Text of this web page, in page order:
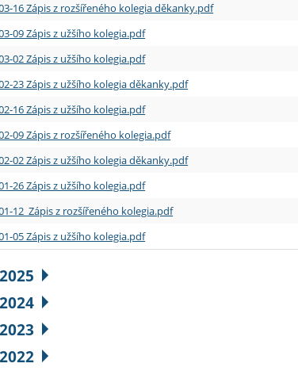
16 Zápis z rozšířeného kolegia děkanky.pdf
09 Zápis z užšího kolegia.pdf
02 Zápis z užšího kolegia.pdf
23 Zápis z užšího kolegia děkanky.pdf
16 Zápis z užšího kolegia.pdf
09 Zápis z rozšířeného kolegia.pdf
02 Zápis z užšího kolegia děkanky.pdf
26 Zápis z užšího kolegia.pdf
12 Zápis z rozšířeného kolegia.pdf
05 Zápis z užšího kolegia.pdf